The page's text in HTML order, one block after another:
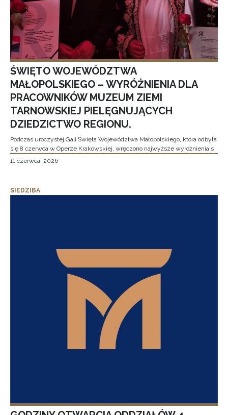
ŚWIĘTO WOJEWÓDZTWA
MAŁOPOLSKIEGO – WYRÓŻNIENIA DLA
PRACOWNIKÓW MUZEUM ZIEMI
TARNOWSKIEJ PIELĘGNUJĄCYCH
DZIEDZICTWO REGIONU.
Podczas uroczystej Gali Święta Województwa Małopolskiego, która odbyła
się 8 czerwca w Operze Krakowskiej, wręczono najwyższe wyróżnienia s
11 czerwca, 2026
SIEDZIBA